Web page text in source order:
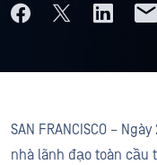
SAN FRANCISCO –
nhà lãnh đạo toàn